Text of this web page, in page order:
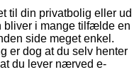
til din privatbolig eller ud
bliver i mange tilfælde en
side meget enkel.
er dog at du selv henter
du lever nærved e-